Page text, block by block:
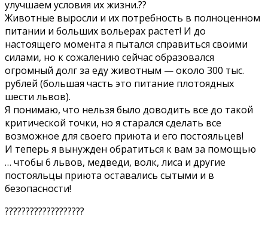
улучшаем условия их жизни.??
Животные выросли и их потребность в полноценном
питании и больших вольерах растет! И до
настоящего момента я пытался справиться своими
силами, но к сожалению сейчас образовался
огромный долг за еду животным — около 300 тыс.
рублей (большая часть это питание плотоядных
шести львов).
Я понимаю, что нельзя было доводить все до такой
критической точки, но я старался сделать все
возможное для своего приюта и его постояльцев!
И теперь я вынужден обратиться к вам за помощью
… чтобы 6 львов, медведи, волк, лиса и другие
постояльцы приюта оставались сытыми и в
безопасности!
???????????????????